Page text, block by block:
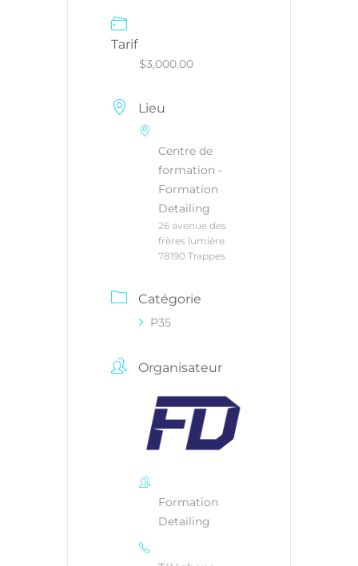
Tarif
$3,000.00
Lieu
Centre de
formation -
Formation
Detailing
26 avenue des
frères lumière
78190 Trappes
Catégorie
P35
Organisateur
Formation
Detailing